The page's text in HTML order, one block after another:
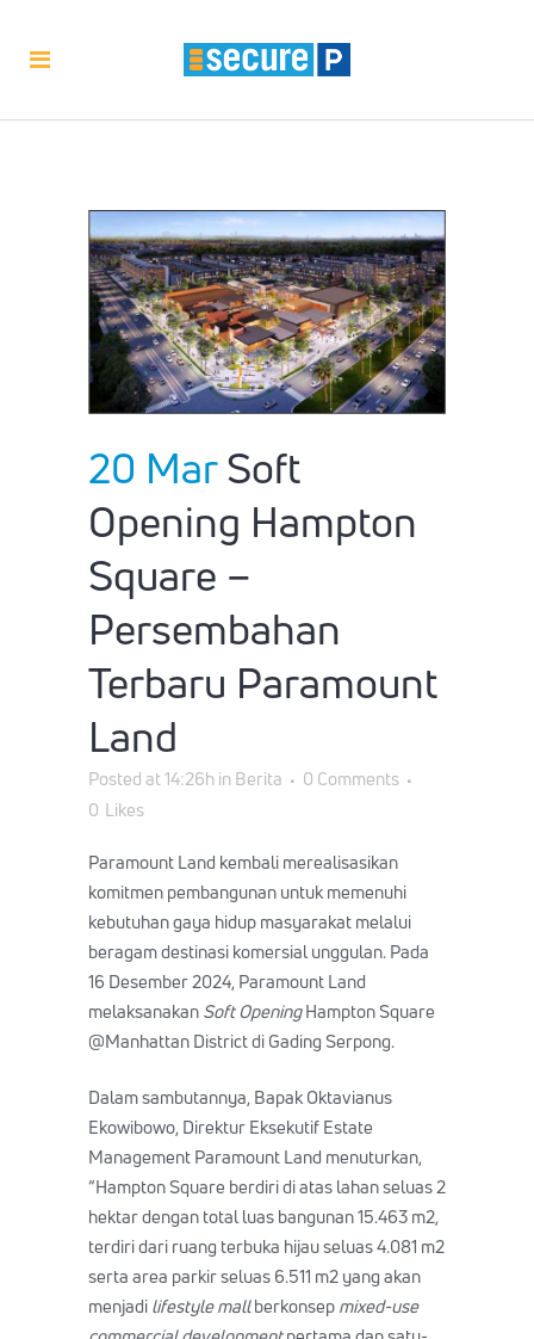
20 MarSoft
Opening Hampton
Square –
Persembahan
Terbaru Paramount
Land
Posted at 14:26hinBerita
0 Comments
0 Likes
Paramount Land kembali merealisasikan
komitmen pembangunan untuk memenuhi
kebutuhan gaya hidup masyarakat melalui
beragam destinasi komersial unggulan. Pada
16 Desember 2024, Paramount Land
melaksanakanSoft OpeningHampton Square
@Manhattan District di Gading Serpong.
Dalam sambutannya, Bapak Oktavianus
Ekowibowo, Direktur Eksekutif Estate
Management Paramount Land menuturkan,
“Hampton Square berdiri di atas lahan seluas 2
hektar dengan total luas bangunan 15.463 m2,
terdiri dari ruang terbuka hijau seluas 4.081 m2
serta area parkir seluas 6.511 m2 yang akan
menjadilifestyle mallberkonsepmixed-use